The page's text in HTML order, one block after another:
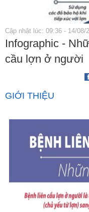
Cập nhật lúc: 09:36 - 14/08/
Infographic -
cầu lợn ở người
GIỚI THIỆU